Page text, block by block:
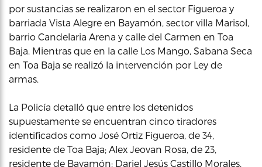
por sustancias se realizaron en el sector Figueroa y
barriada Vista Alegre en Bayamón, sector villa Marisol,
barrio Candelaria Arena y calle del Carmen en Toa
Baja. Mientras que en la calle Los Mango, Sabana Seca
en Toa Baja se realizó la intervención por Ley de
armas.
La Policía detalló que entre los detenidos
supuestamente se encuentran cinco tiradores
identificados como José Ortiz Figueroa, de 34,
residente de Toa Baja; Alex Jeovan Rosa, de 23,
residente de Bayamón; Dariel Jesús Castillo Morales,